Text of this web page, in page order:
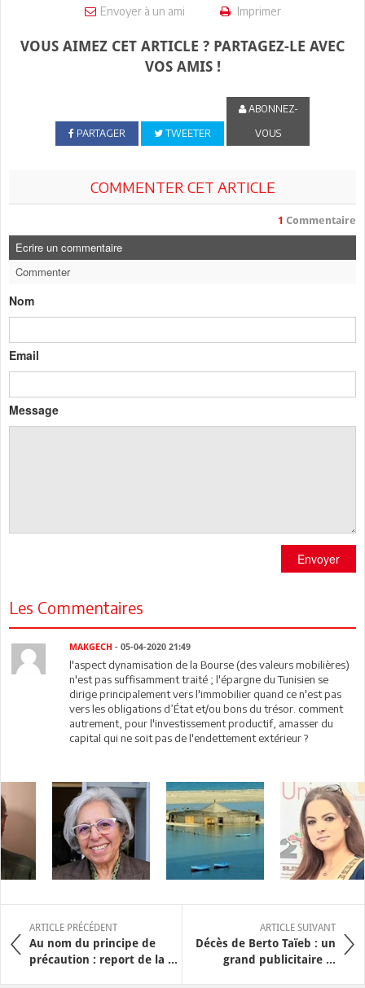
Envoyer à un ami Imprimer
VOUS AIMEZ CET ARTICLE ? PARTAGEZ-LE AVEC
VOS AMIS !
PARTAGER TWEETER
ABONNEZ-
VOUS
COMMENTER CET ARTICLE
1 Commentaire
Ecrire un commentaire
Commenter
Nom
Email
Message
Envoyer
Les Commentaires
MAKGECH - 05-04-2020 21:49
l'aspect dynamisation de la Bourse (des valeurs mobilières)
n'est pas suffisamment traité ; l'épargne du Tunisien se
dirige principalement vers l'immobilier quand ce n'est pas
vers les obligations d’État et/ou bons du trésor. comment
autrement, pour l'investissement productif, amasser du
capital qui ne soit pas de l'endettement extérieur ?
ARTICLE PRÉCÉDENT
Au nom du principe de
précaution : report de la ...
ARTICLE SUIVANT
Décès de Berto Taïeb : un
grand publicitaire ...